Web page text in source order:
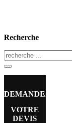
Recherche
DEMANDEZ
VOTRE
DEVIS